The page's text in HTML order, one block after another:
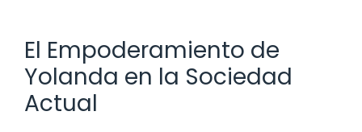
El Empoderamiento de
Yolanda en la Sociedad
Actual